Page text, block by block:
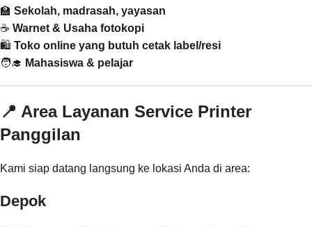
🏫 Sekolah, madrasah, yayasan
☕ Warnet & Usaha fotokopi
🛍️ Toko online yang butuh cetak label/resi
🧑‍🎓 Mahasiswa & pelajar
📍 Area Layanan Service Printer
Panggilan
Kami siap datang langsung ke lokasi Anda di area:
Depok